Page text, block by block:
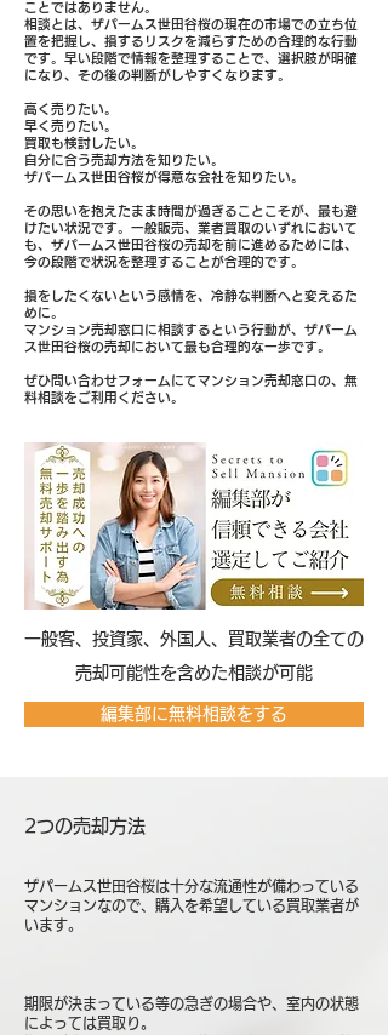
ことではありません。
相談とは、ザパームス世田谷桜の現在の市場での立ち位
置を把握し、損するリスクを減らすための合理的な行動
です。早い段階で情報を整理することで、選択肢が明確
になり、その後の判断がしやすくなります。
高く売りたい。
早く売りたい。
買取も検討したい。
自分に合う売却方法を知りたい。
ザパームス世田谷桜が得意な会社を知りたい。
その思いを抱えたまま時間が過ぎることこそが、最も避
けたい状況です。一般販売、業者買取のいずれにおいて
も、ザパームス世田谷桜の売却を前に進めるためには、
今の段階で状況を整理することが合理的です。
損をしたくないという感情を、冷静な判断へと変えるた
めに。
マンション売却窓口に相談するという行動が、ザパーム
ス世田谷桜の売却において最も合理的な一歩です。
ぜひ問い合わせフォームにてマンション売却窓口の、無
料相談をご利用ください。
​一般客、投資家、外国人、買取業者の全ての
売却可能性を含めた相談が可能
編集部に無料相談をする
2つの売却方法
ザパームス世田谷桜は十分な流通性が備わっている
マンションなので、購入を希望している買取業者が
います。
期限が決まっている等の急ぎの場合や、室内の状態
によっては買取り。